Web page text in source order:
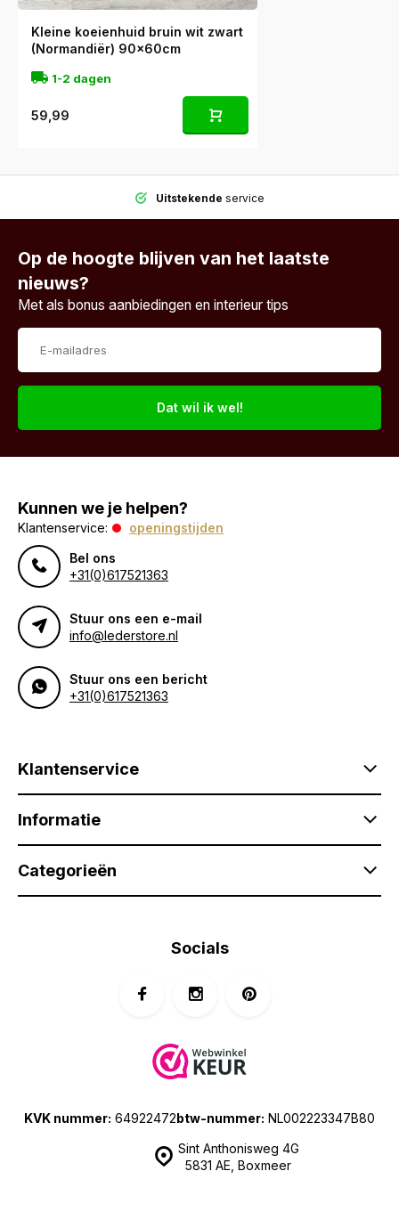
Kleine koeienhuid bruin wit zwart
(Normandiër) 90x60cm
1-2 dagen
59,99
Uitstekende service
Op de hoogte blijven van het laatste
nieuws?
Met als bonus aanbiedingen en interieur tips
Dat wil ik wel!
Kunnen we je helpen?
Klantenservice:
openingstijden
Bel ons
+31(0)617521363
Stuur ons een e-mail
info@lederstore.nl
Stuur ons een bericht
+31(0)617521363
Klantenservice
Informatie
Categorieën
Sint Anthonisweg 4G
5831 AE, Boxmeer
KVK nummer: 64922472btw-nummer: NL002223347B80
Socials